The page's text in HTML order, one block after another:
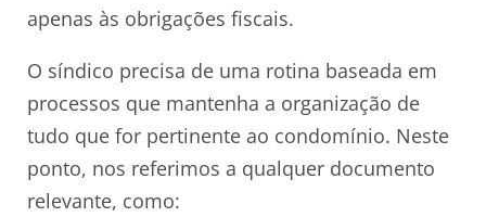
apenas às obrigações fiscais.
O síndico precisa de uma rotina baseada em
processos que mantenha a organização de
tudo que for pertinente ao condomínio. Neste
ponto, nos referimos a qualquer documento
relevante, como: